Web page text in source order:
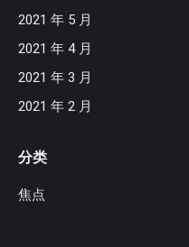
2021 年 5 月
2021 年 4 月
2021 年 3 月
2021 年 2 月
分类
焦点